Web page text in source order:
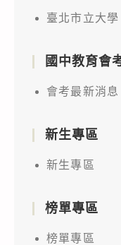
臺北市立大學
國中教育會
會考最新消息
新生專區
新生專區
榜單專區
榜單專區